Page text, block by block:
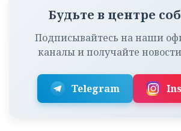
Будьте в центре
Подписывайтесь на наши
каналы и получайте
Telegram